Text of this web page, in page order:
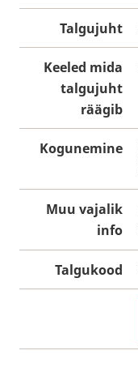
Talgujuht
Keeled mida
talgujuht
räägib
Kogunemine
Muu vajalik
info
Talgukood